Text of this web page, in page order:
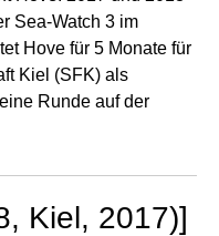
Sea-Watch 3 im
Hove für 5 Monate für
Kiel (SFK) als
Runde auf der
Kiel, 2017)]